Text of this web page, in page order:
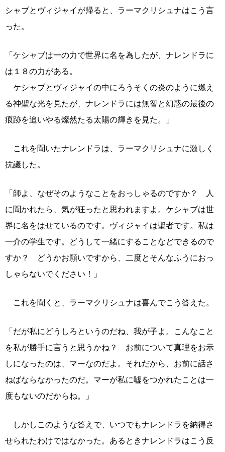
シャブとヴィジャイが帰ると、ラーマクリシュナはこう言
った。
「ケシャブは一の力で世界に名を為したが、ナレンドラに
は１８の力がある。
ケシャブとヴィジャイの中にろうそくの炎のように燃え
る神聖な光を見たが、ナレンドラには無智と幻惑の最後の
痕跡を追いやる燦然たる太陽の輝きを見た。」
これを聞いたナレンドラは、ラーマクリシュナに激しく
抗議した。
「師よ、なぜそのようなことをおっしゃるのですか？ 人
に聞かれたら、気が狂ったと思われますよ。ケシャブは世
界に名をはせているのです。ヴィジャイは聖者です。私は
一介の学生です。どうして一緒にすることなどできるので
すか？ どうかお願いですから、二度とそんなふうにおっ
しゃらないでください！」
これを聞くと、ラーマクリシュナは喜んでこう答えた。
「だが私にどうしろというのだね、我が子よ。こんなこと
を私が勝手に言うと思うかね？ お前について真理をお示
しになったのは、マーなのだよ。それだから、お前に話さ
ねばならなかったのだ。マーが私に嘘をつかれたことは一
度もないのだからね。」
しかしこのような答えで、いつでもナレンドラを納得さ
せられたわけではなかった。あるときナレンドラはこう反